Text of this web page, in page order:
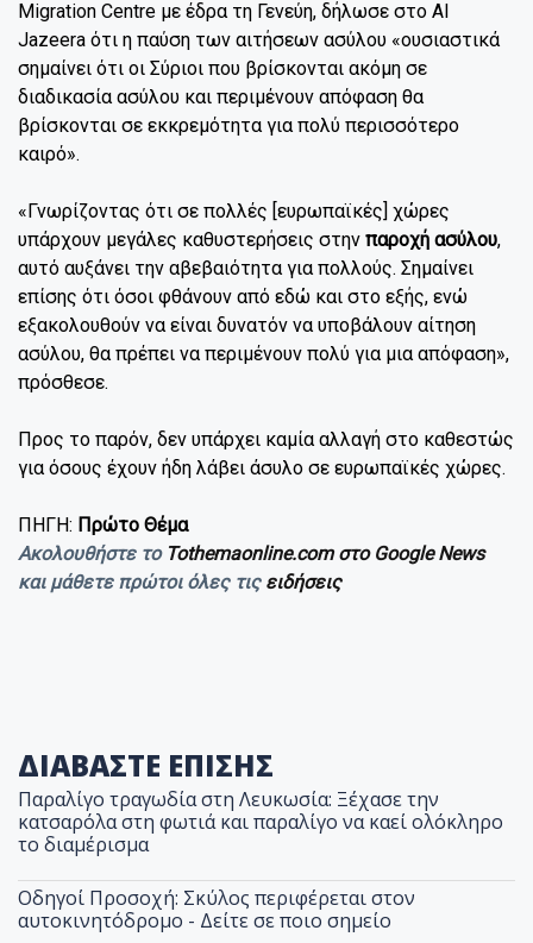
Migration Centre με έδρα τη Γενεύη, δήλωσε στο Al
Jazeera ότι η παύση των αιτήσεων ασύλου «ουσιαστικά
σημαίνει ότι οι Σύριοι που βρίσκονται ακόμη σε
διαδικασία ασύλου και περιμένουν απόφαση θα
βρίσκονται σε εκκρεμότητα για πολύ περισσότερο
καιρό».
«Γνωρίζοντας ότι σε πολλές [ευρωπαϊκές] χώρες
υπάρχουν μεγάλες καθυστερήσεις στην παροχή ασύλου,
αυτό αυξάνει την αβεβαιότητα για πολλούς. Σημαίνει
επίσης ότι όσοι φθάνουν από εδώ και στο εξής, ενώ
εξακολουθούν να είναι δυνατόν να υποβάλουν αίτηση
ασύλου, θα πρέπει να περιμένουν πολύ για μια απόφαση»,
πρόσθεσε.
Προς το παρόν, δεν υπάρχει καμία αλλαγή στο καθεστώς
για όσους έχουν ήδη λάβει άσυλο σε ευρωπαϊκές χώρες.
ΠΗΓΗ: Πρώτο Θέμα
Ακολουθήστε το Tothemaonline.com στο Google News
και μάθετε πρώτοι όλες τις ειδήσεις
ΔΙΑΒΑΣΤΕ ΕΠΙΣΗΣ
Παραλίγο τραγωδία στη Λευκωσία: Ξέχασε την
κατσαρόλα στη φωτιά και παραλίγο να καεί ολόκληρο
το διαμέρισμα
Οδηγοί Προσοχή: Σκύλος περιφέρεται στον
αυτοκινητόδρομο - Δείτε σε ποιο σημείο